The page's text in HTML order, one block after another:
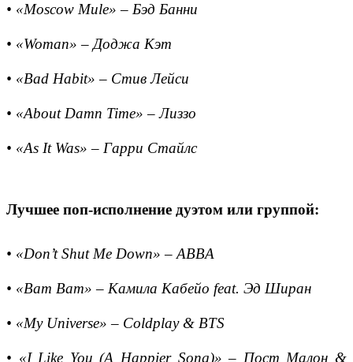
• «Moscow Mule» – Бэд Банни
• «Woman» – Доджа Кэт
• «Bad Habit» – Стив Лейси
• «About Damn Time» – Лиззо
• «As It Was» – Гарри Стайлс
Лучшее поп-исполнение дуэтом или группой:
• «Don’t Shut Me Down» – ABBA
• «Bam Bam» – Камила Кабейо feat. Эд Ширан
• «My Universe» – Coldplay & BTS
• «I Like You (A Happier Song)» – Пост Малон &